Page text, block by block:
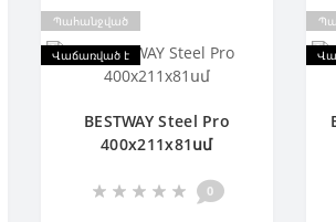
Պահանջված
Վաճառված է
BESTWAY Steel Pro
400х211х81սմ
0